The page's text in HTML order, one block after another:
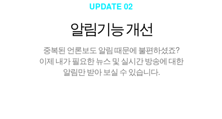
UPDATE 02
알림기능 개선
중복된 언론보도 알림 때문에 불편하셨죠?
이제 내가 필요한 뉴스 및 실시간 방송에 대한
알림만 받아 보실 수 있습니다.